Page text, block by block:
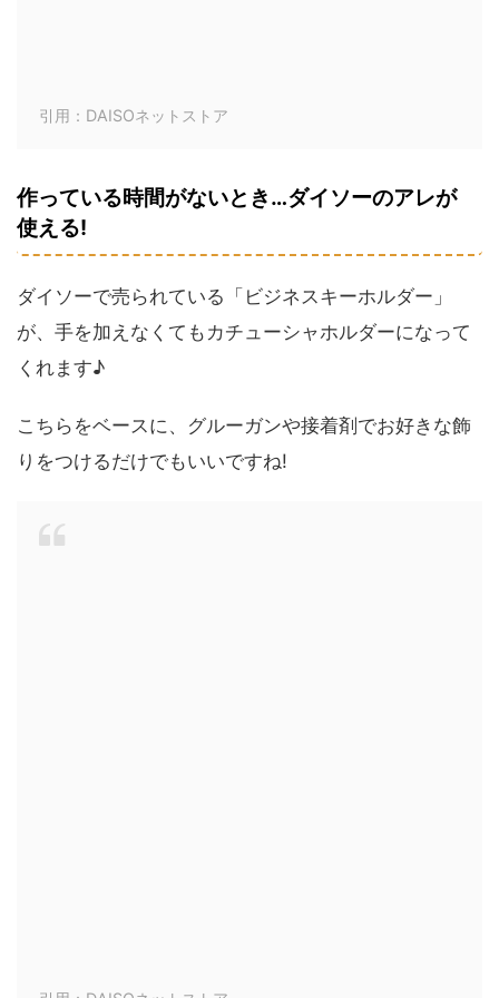
引用：DAISOネットストア
作っている時間がないとき…ダイソーのアレが
使える!
ダイソーで売られている「ビジネスキーホルダー」
が、手を加えなくてもカチューシャホルダーになって
くれます♪
こちらをベースに、グルーガンや接着剤でお好きな飾
りをつけるだけでもいいですね!